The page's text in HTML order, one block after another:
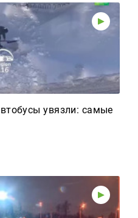
увязли: самые